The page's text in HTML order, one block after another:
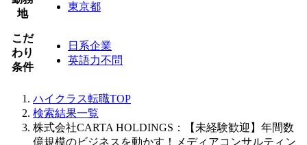
地
東京都
こだ
わり
条件
日系企業
英語力不問
ハイクラス転職TOP
検索結果一覧
株式会社CARTA HOLDINGS：【未経験歓迎】年間数
億規模のビジネスを動かす！メディアコンサルティン